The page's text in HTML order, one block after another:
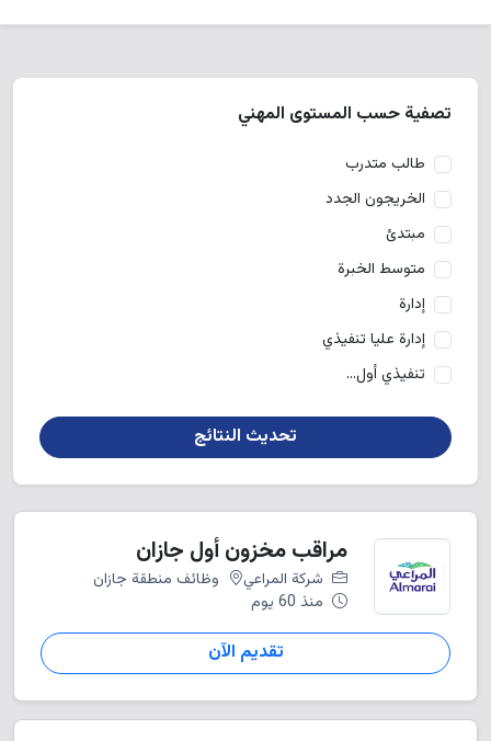
تصفية حسب المستوى المهني
طالب متدرب
الخريجون الجدد
مبتدئ
متوسط الخبرة
إدارة
إدارة عليا تنفيذي
تنفيذي أول...
تحديث النتائج
مراقب مخزون أول جازان
شركة المراعي
وظائف منطقة جازان
منذ 60 يوم
تقديم الآن